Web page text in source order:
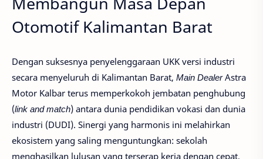
Otomotif Kalimantan Barat
Dengan suksesnya penyelenggaraan UKK versi industri
secara menyeluruh di Kalimantan Barat, Main DealerAstra
Motor Kalbar terus memperkokoh jembatan penghubung
(link and match) antara dunia pendidikan vokasi dan dunia
industri (DUDI). Sinergi yang harmonis ini melahirkan
ekosistem yang saling menguntungkan: sekolah
menghasilkan lulusan yang terserap kerja dengan cepat,